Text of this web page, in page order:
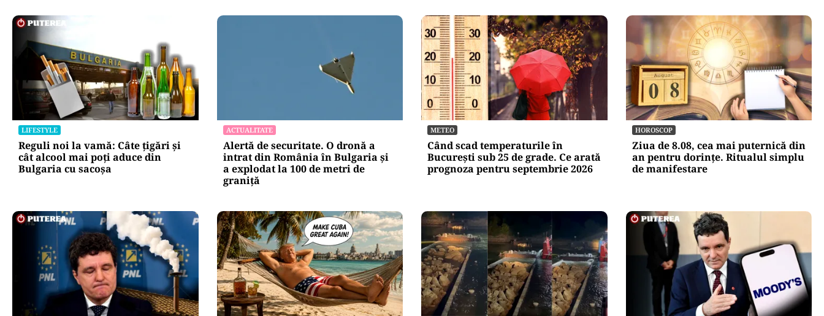
LIFESTYLE
Reguli noi la vamă: Câte țigări și
cât alcool mai poți aduce din
Bulgaria cu sacoșa
ACTUALITATE
Alertă de securitate. O dronă a
intrat din România în Bulgaria şi
a explodat la 100 de metri de
graniţă
METEO
Când scad temperaturile în
București sub 25 de grade. Ce arată
prognoza pentru septembrie 2026
HOROSCOP
Ziua de 8.08, cea mai puternică din
an pentru dorințe. Ritualul simplu
de manifestare